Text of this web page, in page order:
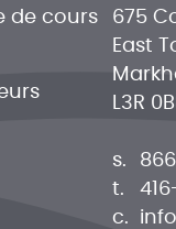
de cours
675
East
L3R
s.
t.
c.